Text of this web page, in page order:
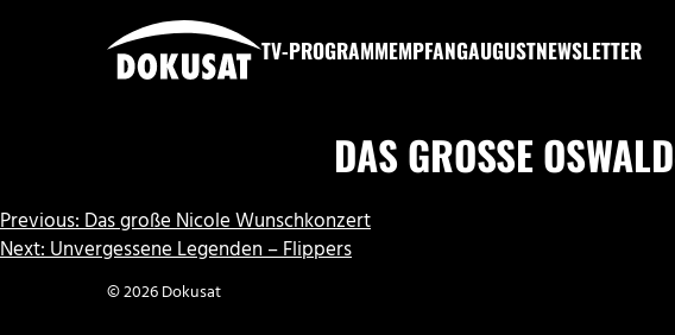
TV-PROGRAMMEMPFANGAUGUSTNEWSLETTER
DAS GROSSE
BEITRAGSNAVIGATION
Previous:Das große Nicole Wunschkonzert
Next:Unvergessene Legenden – Flippers
© 2026 Dokusat